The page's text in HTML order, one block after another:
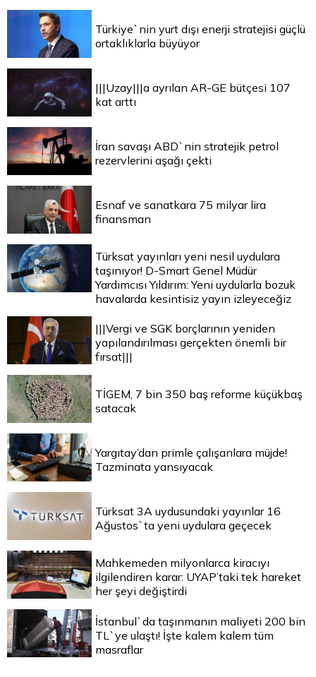
Türkiye`nin yurt dışı enerji stratejisi güçlü
ortaklıklarla büyüyor
|||Uzay|||a ayrılan AR-GE bütçesi 107
kat arttı
İran savaşı ABD`nin stratejik petrol
rezervlerini aşağı çekti
Esnaf ve sanatkara 75 milyar lira
finansman
Türksat yayınları yeni nesil uydulara
taşınıyor! D-Smart Genel Müdür
Yardımcısı Yıldırım: Yeni uydularla bozuk
havalarda kesintisiz yayın izleyeceğiz
|||Vergi ve SGK borçlarının yeniden
yapılandırılması gerçekten önemli bir
fırsat|||
TİGEM, 7 bin 350 baş reforme küçükbaş
satacak
Yargıtay’dan primle çalışanlara müjde!
Tazminata yansıyacak
Türksat 3A uydusundaki yayınlar 16
Ağustos`ta yeni uydulara geçecek
Mahkemeden milyonlarca kiracıyı
ilgilendiren karar: UYAP’taki tek hareket
her şeyi değiştirdi
İstanbul`da taşınmanın maliyeti 200 bin
TL`ye ulaştı! İşte kalem kalem tüm
masraflar